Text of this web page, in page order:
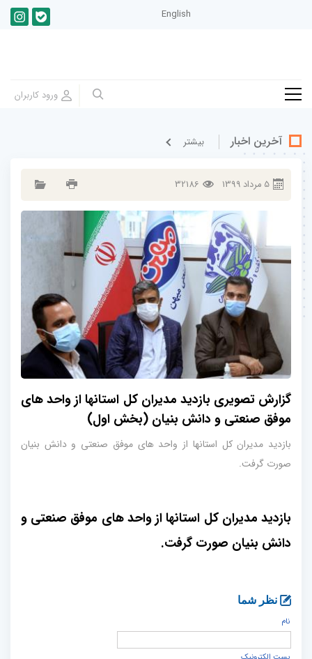
English
آخرین اخبار بيشتر
5 مرداد 1399
32186
گزارش تصویری بازدید مدیران کل استانها از واحد های
موفق صنعتی و دانش بنیان (بخش اول)
بازدید مدیران کل استانها از واحد های موفق صنعتی و دانش بنیان
صورت گرفت.
بازدید مدیران کل استانها از واحد های موفق صنعتی و
دانش بنیان صورت گرفت.
نظر شما
نام